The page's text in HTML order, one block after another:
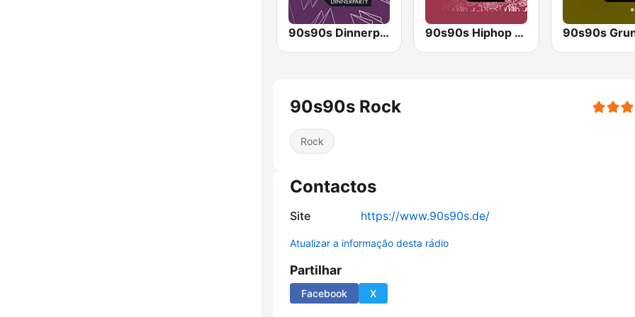
90s90s Dinnerparty 90s90s Hiphop & Rap 90s90s
90s90s Rock
Rock
Contactos
Site https://www.90s90s.de/
Atualizar a informação desta rádio
Partilhar
Facebook X